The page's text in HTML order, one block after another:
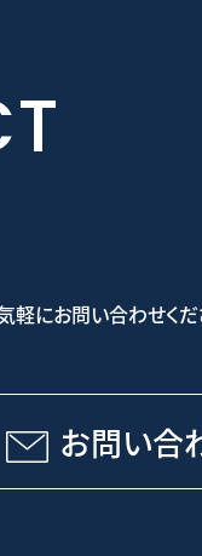
にお問い合わせくだ
お問い合